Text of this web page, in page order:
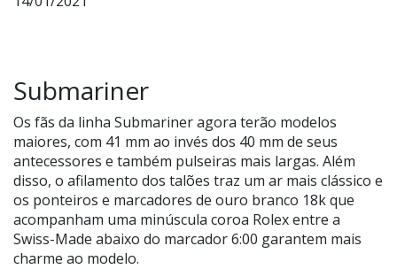
Submariner
Os fãs da linha Submariner agora terão modelos
maiores, com 41 mm ao invés dos 40 mm de seus
antecessores e também pulseiras mais largas. Além
disso, o afilamento dos talões traz um ar mais clássico e
os ponteiros e marcadores de ouro branco 18k que
acompanham uma minúscula coroa Rolex entre a
Swiss-Made abaixo do marcador 6:00 garantem mais
charme ao modelo.